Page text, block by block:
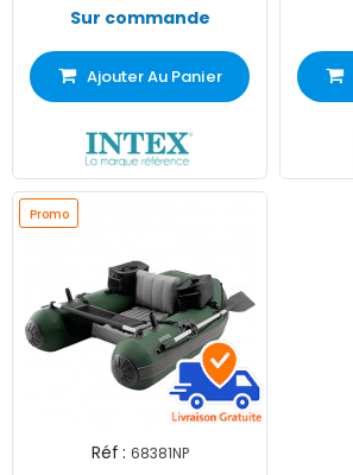
Sur commande
Ajouter Au Panier
Promo
Réf : 68381NP